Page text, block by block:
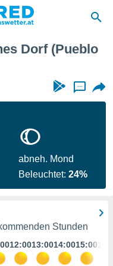
Dorf (Pueblo
...
abneh. Mond
Beleuchtet:24%
Stunden
12:0013:0014:0015:00